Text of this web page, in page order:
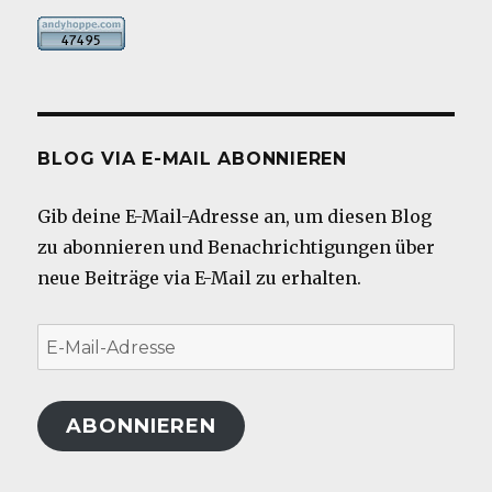
BLOG VIA E-MAIL ABONNIEREN
Gib deine E-Mail-Adresse an, um diesen Blog
zu abonnieren und Benachrichtigungen über
neue Beiträge via E-Mail zu erhalten.
E-
Mail-
Adresse
ABONNIEREN